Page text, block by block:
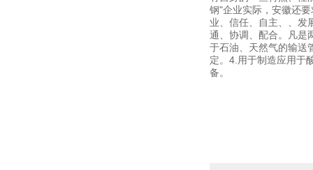
钢"企业实际，安徽还
业、信任、自主、、发
通、协调、配合。凡
于石油、天然气的输送
定。4.用于制造应用于
备。